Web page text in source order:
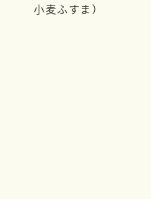
小麦ふすま）